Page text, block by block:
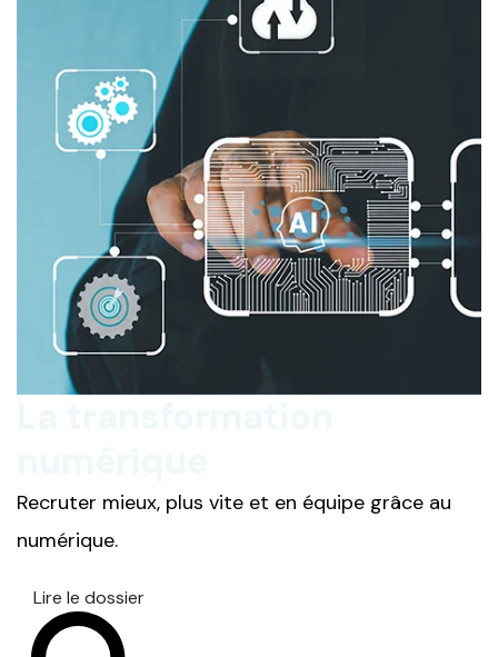
Recruter mieux, plus vite et en équipe grâce au
numérique.
Lire le dossier